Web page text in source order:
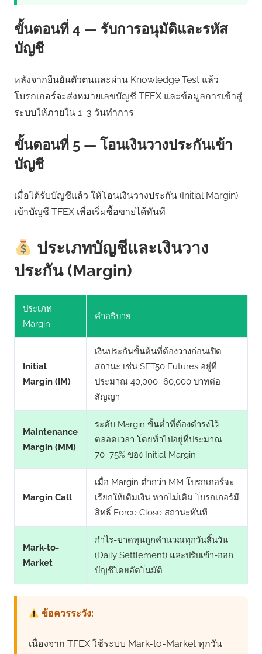
ขั้นตอนที่ 4 — รับการอนุมัติและรหัส
บัญชี
หลังจากยืนยันตัวตนและผ่าน Knowledge Test แล้ว
โบรกเกอร์จะส่งหมายเลขบัญชี TFEX และข้อมูลการเข้าสู่
ระบบให้ภายใน 1–3 วันทำการ
ขั้นตอนที่ 5 — โอนเงินวางประกันเข้า
บัญชี
เมื่อได้รับบัญชีแล้ว ให้โอนเงินวางประกัน (Initial Margin)
เข้าบัญชี TFEX เพื่อเริ่มซื้อขายได้ทันที
ประเภทบัญชีและเงินวาง
ประกัน (Margin)
ประเภท
Margin
คำอธิบาย
Initial
Margin (IM)
เงินประกันขั้นต้นที่ต้องวางก่อนเปิด
สถานะ เช่น SET50 Futures อยู่ที่
ประมาณ 40,000–60,000 บาทต่อ
สัญญา
Maintenance
Margin (MM)
ระดับ Margin ขั้นต่ำที่ต้องดำรงไว้
ตลอดเวลา โดยทั่วไปอยู่ที่ประมาณ
70–75% ของ Initial Margin
Margin Call
เมื่อ Margin ต่ำกว่า MM โบรกเกอร์จะ
เรียกให้เติมเงิน หากไม่เติม โบรกเกอร์มี
สิทธิ์ Force Close สถานะทันที
Mark-to-
Market
กำไร-ขาดทุนถูกคำนวณทุกวันสิ้นวัน
(Daily Settlement) และปรับเข้า-ออก
บัญชีโดยอัตโนมัติ
ข้อควรระวัง:
เนื่องจาก TFEX ใช้ระบบ Mark-to-Market ทุกวัน